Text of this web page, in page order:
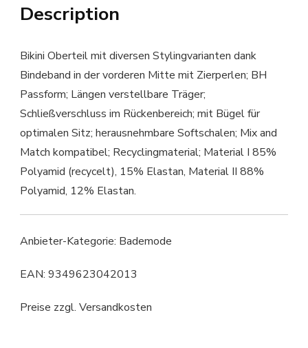
Description
Bikini Oberteil mit diversen Stylingvarianten dank
Bindeband in der vorderen Mitte mit Zierperlen; BH
Passform; Längen verstellbare Träger;
Schließverschluss im Rückenbereich; mit Bügel für
optimalen Sitz; herausnehmbare Softschalen; Mix and
Match kompatibel; Recyclingmaterial; Material I 85%
Polyamid (recycelt), 15% Elastan, Material II 88%
Polyamid, 12% Elastan.
Anbieter-Kategorie: Bademode
EAN: 9349623042013
Preise zzgl. Versandkosten